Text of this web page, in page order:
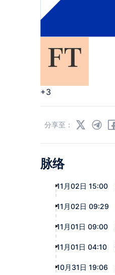
+3
分享至：
脉络
11月02日 15:00
11月02日 09:29
11月01日 09:00
11月01日 04:10
10月31日 19:06